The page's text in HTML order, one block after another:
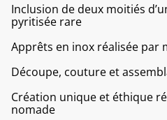
Inclusion de deux moitiés
pyritisée rare
Apprêts en inox réalisée par
Découpe, couture et
Création unique et éthique
nomade